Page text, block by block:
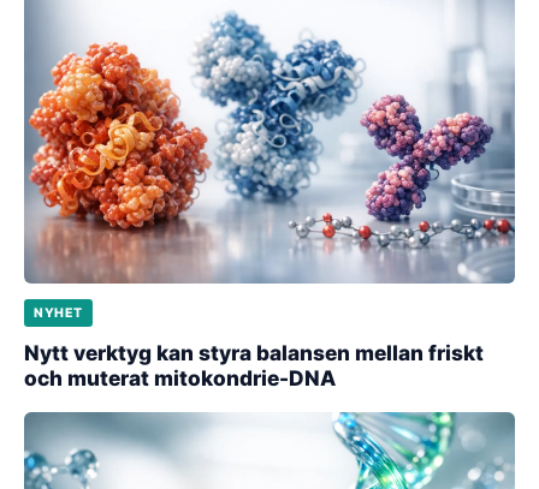
NYHET
Nytt verktyg kan styra balansen mellan friskt
och muterat mitokondrie-DNA